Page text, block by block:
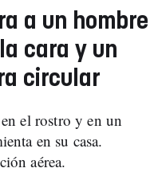
a un hombre
cara y un
circular
el rostro y en un
en su casa.
aérea.